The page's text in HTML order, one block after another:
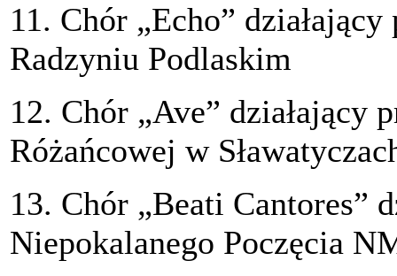
11. Chór „Echo”
Radzyniu Podlaskim
12. Chór „Ave”
Różańcowej w
13. Chór „Beati Cantores”
Niepokalanego Poczęcia